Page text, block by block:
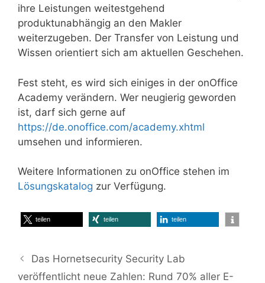
ihre Leistungen weitestgehend
produktunabhängig an den Makler
weiterzugeben. Der Transfer von Leistung und
Wissen orientiert sich am aktuellen Geschehen.
Fest steht, es wird sich einiges in der onOffice
Academy verändern. Wer neugierig geworden
ist, darf sich gerne auf
https://de.onoffice.com/academy.xhtml
umsehen und informieren.
Weitere Informationen zu onOffice stehen im
Lösungskatalog zur Verfügung.
teilen teilen teilen
Das Hornetsecurity Security Lab
veröffentlicht neue Zahlen: Rund 70% aller E-